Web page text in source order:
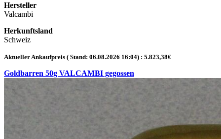
Hersteller
Valcambi
Herkunftsland
Schweiz
Aktueller Ankaufpreis ( Stand: 06.08.2026 16:04) : 5.823,38€
Goldbarren 50g VALCAMBI gegossen